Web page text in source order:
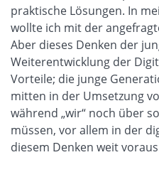
praktische Lösungen. In
wollte ich mit der
Aber dieses Denken der
Weiterentwicklung der
Vorteile; die junge
mitten in der Umsetzung
während „wir“ noch über
müssen, vor allem in der
diesem Denken weit